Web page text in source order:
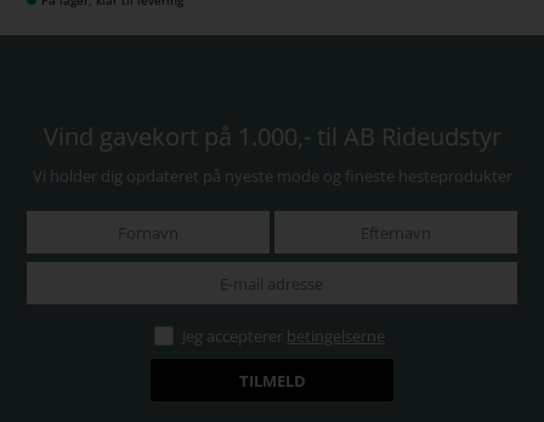
Vind gavekort på 1.000,- til AB Rideudstyr
Vi holder dig opdateret på nyeste mode og fineste hesteprodukter
Jeg accepterer betingelserne